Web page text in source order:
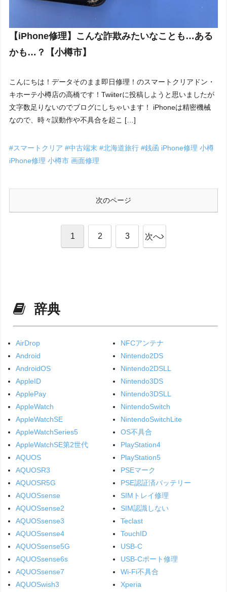
【iPhone修理】こんな詐欺みたいなことも…ある
かも…？【小樽市】
こんにちは！データそのまま即日修理！のスマートクリアドン・
キホーテ小樽店の高橋です！Twiiterに投稿しようと思いましたが
文字数足りないのでブログにしちゃいます！ iPhoneは精密機械
なので、時々誤動作や不具合を起こ […]
#スマートクリア#中古端末#北海道旅行#銭函 iPhone修理 小樽
iPhone修理 小樽市画面修理
次のページ
1 2 3 次へ
辞典
AirDrop
Android
AndroidOS
AppleID
ApplePay
AppleWatch
AppleWatchSE
AppleWatchSeries5
AppleWatchSE第2世代
AQUOS
AQUOSR3
AQUOSR5G
AQUOSsense
AQUOSsense2
AQUOSsense3
AQUOSsense4
AQUOSsense5G
AQUOSsense6s
AQUOSsense7
AQUOSwish3
NFCアンテナ
Nintendo2DS
Nintendo2DSLL
Nintendo3DS
Nintendo3DSLL
NintendoSwitch
NintendoSwitchLite
OS不具合
PlayStation4
PlayStation5
PSEマーク
PSE認証済バッテリー
SIMトレイ修理
SIM認識しない
Teclast
TouchID
USB-C
USB-Cポート修理
Wi-Fi不具合
Xperia